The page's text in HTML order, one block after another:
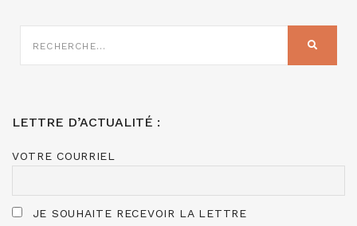
SUR
LETTRE D’ACTUALITÉ :
VOTRE COURRIEL
JE SOUHAITE RECEVOIR LA LETTRE